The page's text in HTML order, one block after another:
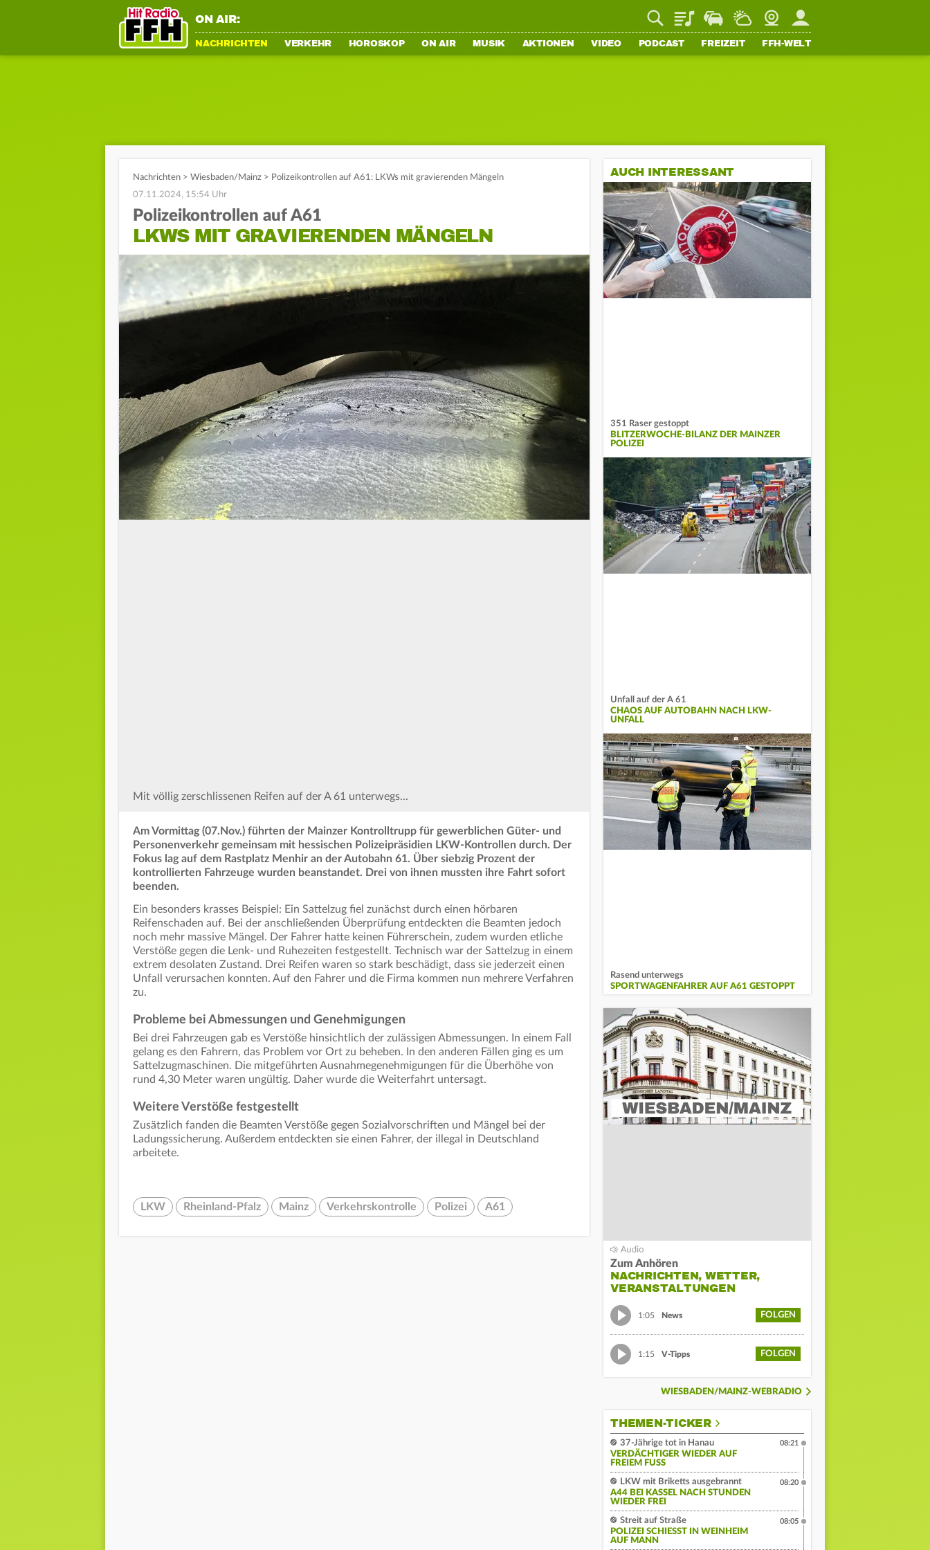
ON AIR: PlaylistStaupilotWetterWebcamMein FFH
NACHRICHTEN VERKEHR HOROSKOP ON AIR MUSIK AKTIONEN VIDEO PODCAST FREIZEIT FFH-WELT
Nachrichten > Wiesbaden/Mainz > Polizeikontrollen auf A61: LKWs mit gravierenden Mängeln
07.11.2024, 15:54 Uhr
Polizeikontrollen auf A61
LKWS MIT GRAVIERENDEN MÄNGELN
Mit völlig zerschlissenen Reifen auf der A 61 unterwegs...
Am Vormittag (07.Nov.) führten der Mainzer Kontrolltrupp für gewerblichen Güter- und
Personenverkehr gemeinsam mit hessischen Polizeipräsidien LKW-Kontrollen durch. Der
Fokus lag auf dem Rastplatz Menhir an der Autobahn 61. Über siebzig Prozent der
kontrollierten Fahrzeuge wurden beanstandet. Drei von ihnen mussten ihre Fahrt sofort
beenden.
Ein besonders krasses Beispiel: Ein Sattelzug fiel zunächst durch einen hörbaren
Reifenschaden auf. Bei der anschließenden Überprüfung entdeckten die Beamten jedoch
noch mehr massive Mängel. Der Fahrer hatte keinen Führerschein, zudem wurden etliche
Verstöße gegen die Lenk- und Ruhezeiten festgestellt. Technisch war der Sattelzug in einem
extrem desolaten Zustand. Drei Reifen waren so stark beschädigt, dass sie jederzeit einen
Unfall verursachen konnten. Auf den Fahrer und die Firma kommen nun mehrere Verfahren
zu.
Probleme bei Abmessungen und Genehmigungen
Bei drei Fahrzeugen gab es Verstöße hinsichtlich der zulässigen Abmessungen. In einem Fall
gelang es den Fahrern, das Problem vor Ort zu beheben. In den anderen Fällen ging es um
Sattelzugmaschinen. Die mitgeführten Ausnahmegenehmigungen für die Überhöhe von
rund 4,30 Meter waren ungültig. Daher wurde die Weiterfahrt untersagt.
Weitere Verstöße festgestellt
Zusätzlich fanden die Beamten Verstöße gegen Sozialvorschriften und Mängel bei der
Ladungssicherung. Außerdem entdeckten sie einen Fahrer, der illegal in Deutschland
arbeitete.
LKW Rheinland-Pfalz Mainz Verkehrskontrolle Polizei A61
AUCH INTERESSANT
351 Raser gestoppt
BLITZERWOCHE-BILANZ DER MAINZER
POLIZEI
Unfall auf der A 61
CHAOS AUF AUTOBAHN NACH LKW-
UNFALL
Rasend unterwegs
SPORTWAGENFAHRER AUF A61 GESTOPPT
Zum Anhören
NACHRICHTEN, WETTER,
VERANSTALTUNGEN
1:05 News FOLGEN
1:15 V-Tipps FOLGEN
WIESBADEN/MAINZ-WEBRADIO
THEMEN-TICKER
37-Jährige tot in Hanau
VERDÄCHTIGER WIEDER AUF
FREIEM FUSS
08:21
LKW mit Briketts ausgebrannt
A44 BEI KASSEL NACH STUNDEN
WIEDER FREI
08:20
Streit auf Straße
POLIZEI SCHIESST IN WEINHEIM A
UF MANN
08:05